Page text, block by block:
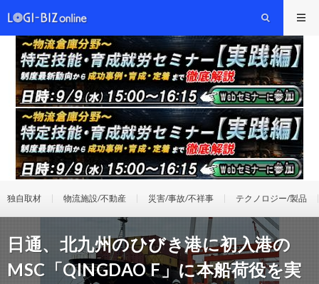
独自取材 物流施設/不動産 災害/事故/不祥事 テクノロジー/製品
日通、北九州のひびき港に初入港の
MSC「QINGDAO F」に本船荷役を実